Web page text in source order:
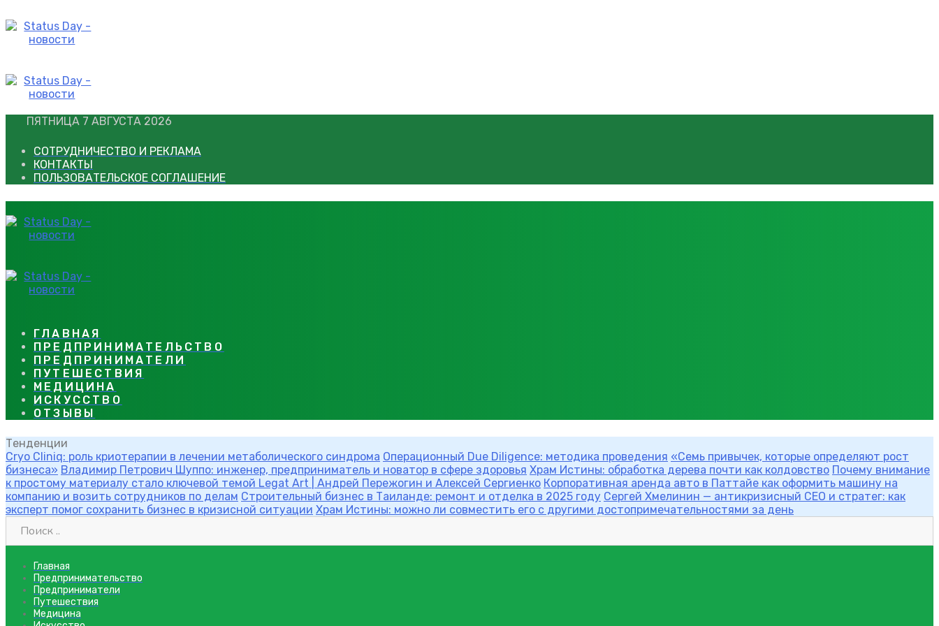
к
контенту
ПЯТНИЦА 7 АВГУСТА 2026
СОТРУДНИЧЕСТВО И РЕКЛАМА
КОНТАКТЫ
ПОЛЬЗОВАТЕЛЬСКОЕ СОГЛАШЕНИЕ
ГЛАВНАЯ
ПРЕДПРИНИМАТЕЛЬСТВО
ПРЕДПРИНИМАТЕЛИ
ПУТЕШЕСТВИЯ
МЕДИЦИНА
ИСКУССТВО
ОТЗЫВЫ
Тенденции
Cryo Cliniq: роль криотерапии в лечении метаболического синдрома Операционный Due Diligence: методика проведения «Семь привычек, которые определяют рост
бизнеса» Владимир Петрович Шуппо: инженер, предприниматель и новатор в сфере здоровья Храм Истины: обработка дерева почти как колдовство Почему внимание
к простому материалу стало ключевой темой Legat Art | Андрей Пережогин и Алексей Сергиенко Корпоративная аренда авто в Паттайе как оформить машину на
компанию и возить сотрудников по делам Строительный бизнес в Таиланде: ремонт и отделка в 2025 году Сергей Хмелинин — антикризисный CEO и стратег: как
эксперт помог сохранить бизнес в кризисной ситуации Храм Истины: можно ли совместить его с другими достопримечательностями за день
Главная
Предпринимательство
Предприниматели
Путешествия
Медицина